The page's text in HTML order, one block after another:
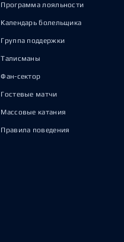
Программа лояльности
Календарь болельщика
Группа поддержки
Талисманы
Фан-сектор
Гостевые матчи
Массовые катания
Правила поведения